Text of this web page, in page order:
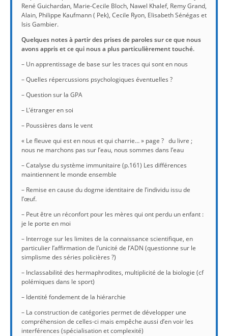
René Guichardan, Marie-Cecile Bloch, Nawel Khalef, Remy Grand,
Alain, Philippe Kaufmann ( Pek), Cecile Ryon, Elisabeth Sénégas et
Isis Gambier.
Quelques notes à partir des prises de paroles sur ce que nous
avons appris et ce qui nous a plus particulièrement touché.
– Un apprentissage de base sur les traces qui sont en nous
– Quelles répercussions psychologiques éventuelles ?
– Question sur la GPA
– L’étranger en soi
– Poussières dans le vent
« Le fleuve qui est en nous et qui charrie… » page ? du livre ;
nous ne marchons pas sur l’eau, nous sommes dans l’eau
– Catalyse du système immunitaire (p.161) Les différences
maintiennent le monde ensemble
– Remise en cause du dogme identitaire de l’individu issu de
l’œuf.
– Peut être un réconfort pour les mères qui ont perdu un enfant :
je le porte en moi
– Interroge sur les limites de la connaissance scientifique, en
particulier l’affirmation de l’unicité de l’ADN (questionne sur le
simplisme des séries policières ?)
– Inclassabilité des hermaphrodites, multiplicité de la biologie (cf
polémiques dans le sport)
– Identité fondement de la hiérarchie
– La construction de catégories permet de développer une
compréhension de celles-ci mais empêche aussi d’en voir les
interférences (spécialisation et complexité)